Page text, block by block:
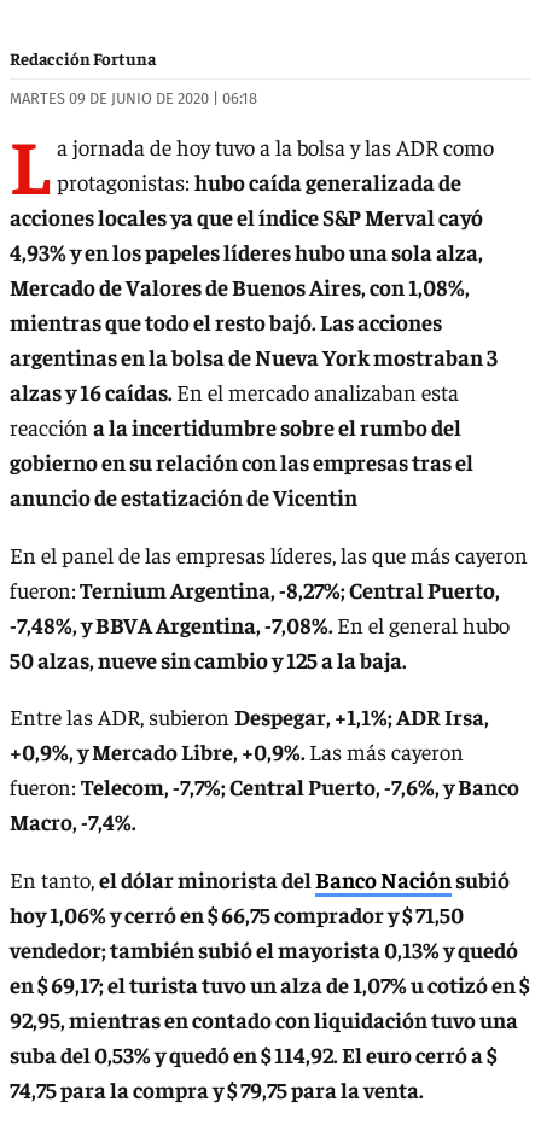
Redacción Fortuna
MARTES 09 DE JUNIO DE 2020 | 06:18
L a jornada de hoy tuvo a la bolsa y las ADR como
protagonistas:hubo caída generalizada de
acciones locales ya que el índice S&P Merval cayó
4,93% y en los papeles líderes hubo una sola alza,
Mercado de Valores de Buenos Aires, con 1,08%,
mientras que todo el resto bajó. Las acciones
argentinas en la bolsa de Nueva York mostraban 3
alzas y 16 caídas.En el mercado analizaban esta
reacción a la incertidumbre sobre el rumbo del
gobierno en su relación con las empresas tras el
anuncio de estatización de Vicentin
En el panel de las empresas líderes, las que más cayeron
fueron:Ternium Argentina, -8,27%; Central Puerto,
-7,48%, y BBVA Argentina, -7,08%.En el general hubo
50 alzas, nueve sin cambio y 125 a la baja.
Entre las ADR, subieron Despegar, +1,1%; ADR Irsa,
+0,9%, y Mercado Libre, +0,9%.Las más cayeron
fueron:Telecom, -7,7%; Central Puerto, -7,6%, y Banco
Macro, -7,4%.
En tanto,el dólar minorista delBanco Naciónsubió
hoy 1,06% y cerró en $ 66,75 comprador y $ 71,50
vendedor; también subió el mayorista 0,13% y quedó
en $ 69,17; el turista tuvo un alza de 1,07% u cotizó en $
92,95, mientras en contado con liquidación tuvo una
suba del 0,53% y quedó en $ 114,92. El euro cerró a $
74,75 para la compra y $ 79,75 para la venta.